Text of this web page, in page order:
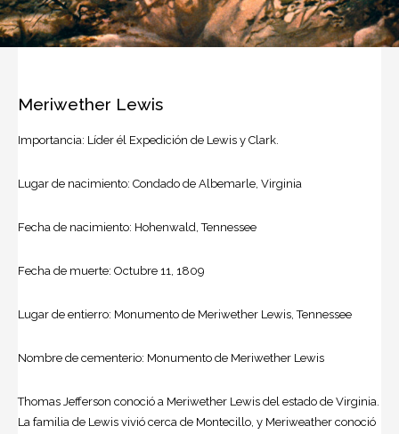
Meriwether Lewis
Importancia: Líder él Expedición de Lewis y Clark.
Lugar de nacimiento: Condado de Albemarle, Virginia
Fecha de nacimiento: Hohenwald, Tennessee
Fecha de muerte: Octubre 11, 1809
Lugar de entierro: Monumento de Meriwether Lewis, Tennessee
Nombre de cementerio: Monumento de Meriwether Lewis
Thomas Jefferson conoció a Meriwether Lewis del estado de Virginia.
La familia de Lewis vivió cerca de Montecillo, y Meriweather conoció